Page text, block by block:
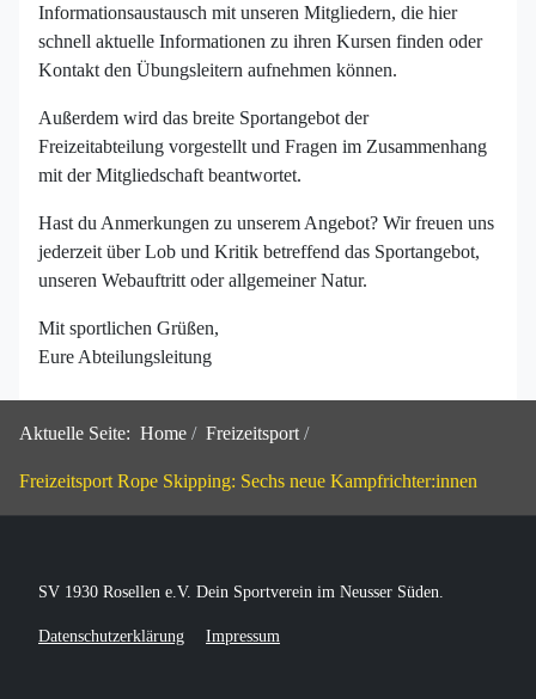
Informationsaustausch mit unseren Mitgliedern, die hier
schnell aktuelle Informationen zu ihren Kursen finden oder
Kontakt den Übungsleitern aufnehmen können.
Außerdem wird das breite Sportangebot der
Freizeitabteilung vorgestellt und Fragen im Zusammenhang
mit der Mitgliedschaft beantwortet.
Hast du Anmerkungen zu unserem Angebot? Wir freuen uns
jederzeit über Lob und Kritik betreffend das Sportangebot,
unseren Webauftritt oder allgemeiner Natur.
Mit sportlichen Grüßen,
Eure Abteilungsleitung
Aktuelle Seite: Home Freizeitsport
Freizeitsport Rope Skipping: Sechs neue Kampfrichter:innen
SV 1930 Rosellen e.V. Dein Sportverein im Neusser Süden.
Datenschutzerklärung Impressum